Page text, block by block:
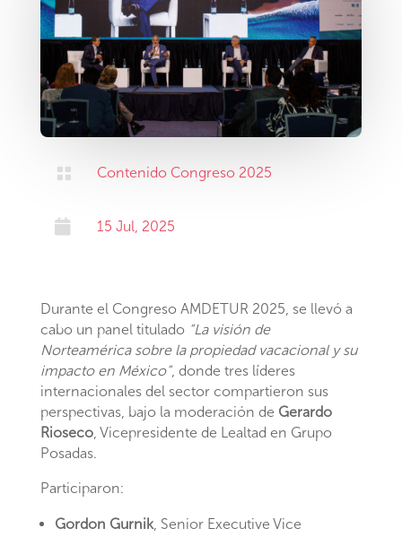
 Contenido Congreso 2025
 15 Jul, 2025
Durante el Congreso AMDETUR 2025, se llevó a
cabo un panel titulado “La visión de
Norteamérica sobre la propiedad vacacional y su
impacto en México”, donde tres líderes
internacionales del sector compartieron sus
perspectivas, bajo la moderación de Gerardo
Rioseco, Vicepresidente de Lealtad en Grupo
Posadas.
Participaron:
Gordon Gurnik, Senior Executive Vice